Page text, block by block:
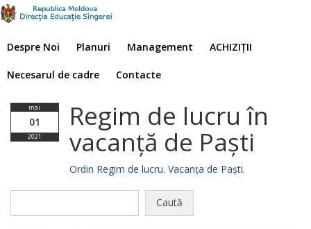
Despre Noi Planuri Management ACHIZIȚII
Necesarul de cadre Contacte
mai
01
2021
Regim de lucru în
vacanță de Paști
Ordin Regim de lucru. Vacanța de Paști.